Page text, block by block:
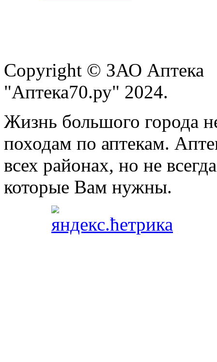
Copyright © ЗАО Аптека
"Аптека70.ру" 2024.
Жизнь большого города
походам по аптекам.
всех районах, но не
которые Вам нужны.